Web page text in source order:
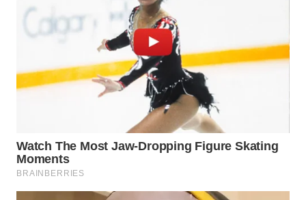
TANJUNG
LESUNG
WN
KARO
WN